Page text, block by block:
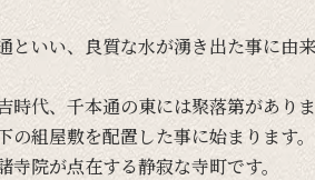
といい、 良質な水が湧き出た事に由
時代、千本通の東には聚落第があり
の組屋敷を配置した事に始まります。
寺院が点在する静寂な寺町です。